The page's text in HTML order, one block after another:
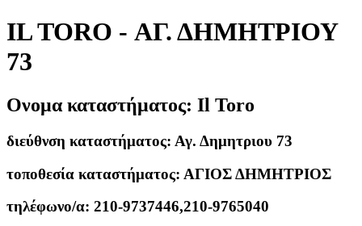
IL TORO - ΑΓ. ΔΗΜΗΤΡΙΟΥ
73
Ονομα καταστήματος: Il Toro
διεύθνση καταστήματος: Αγ. Δημητριου 73
τοποθεσία καταστήματος: ΑΓΙΟΣ ΔΗΜΗΤΡΙΟΣ
τηλέφωνο/α: 210-9737446,210-9765040